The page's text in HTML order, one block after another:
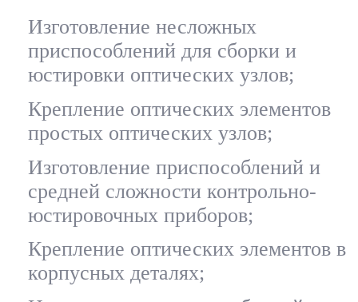
Изготовление несложных
приспособлений для сборки и
юстировки оптических узлов;
Крепление оптических элементов
простых оптических узлов;
Изготовление приспособлений и
средней сложности контрольно-
юстировочных приборов;
Крепление оптических элементов в
корпусных деталях;